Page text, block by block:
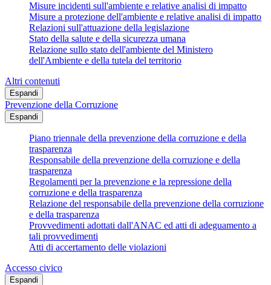
Misure incidenti sull'ambiente e relative analisi di impatto
Misure a protezione dell'ambiente e relative analisi di impatto
Relazioni sull'attuazione della legislazione
Stato della salute e della sicurezza umana
Relazione sullo stato dell'ambiente del Ministero
dell'Ambiente e della tutela del territorio
Altri contenuti
Espandi
Prevenzione della Corruzione
Espandi
Piano triennale della prevenzione della corruzione e della
trasparenza
Responsabile della prevenzione della corruzione e della
trasparenza
Regolamenti per la prevenzione e la repressione della
corruzione e della trasparenza
Relazione del responsabile della prevenzione della corruzione
e della trasparenza
Provvedimenti adottati dall'ANAC ed atti di adeguamento a
tali provvedimenti
Atti di accertamento delle violazioni
Accesso civico
Espandi